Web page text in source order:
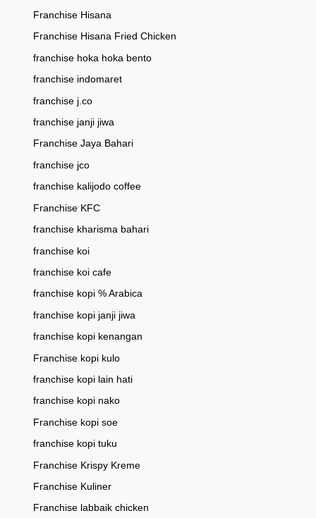
Franchise Hisana
Franchise Hisana Fried Chicken
franchise hoka hoka bento
franchise indomaret
franchise j.co
franchise janji jiwa
Franchise Jaya Bahari
franchise jco
franchise kalijodo coffee
Franchise KFC
franchise kharisma bahari
franchise koi
franchise koi cafe
franchise kopi % Arabica
franchise kopi janji jiwa
franchise kopi kenangan
Franchise kopi kulo
franchise kopi lain hati
franchise kopi nako
Franchise kopi soe
franchise kopi tuku
Franchise Krispy Kreme
Franchise Kuliner
Franchise labbaik chicken